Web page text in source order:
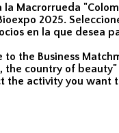
la Macrorrueda
2025.
en la que desea
to the Business
the country of beauty"
the activity you want